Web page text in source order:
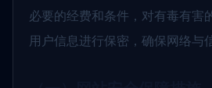
必要的经费和条件，对有毒有害
用户信息进行保密，确保网络与